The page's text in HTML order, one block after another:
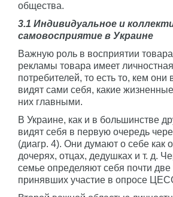
общества.
3.1 Индивидуальное и
самовосприятие в Украине
Важную роль в восприятии
рекламы товара имеет
потребителей, то есть то, кем
видят сами себя, какие
них главными.
В Украине, как и в большинстве
видят себя в первую очередь
(диагр. 4). Они думают о себе как
дочерях, отцах, дедушках и т. д.
семье определяют себя почти две
принявших участие в опросе